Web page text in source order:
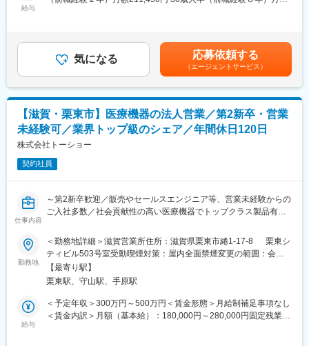
■特徴・魅力：
◎東証プライム上場・日本精化株式会社グループの安定基盤。創
業70年以上にわたり、洗浄・殺菌・消毒分野で高い実績を築いて
います。
◎学校や病院、官公庁など社会インフラを支える製品を製造して
おり、景気の影響を受けにくい安定事業です。
◎日勤のみ・土日祝休み・空調完備・残業少なめと、製造職の中
でも働きやすい環境が整っています。昇給年1回、賞与年2回、退
職金制度や企業年金制度など福利厚生も充実しています。
問い合わせ対応（ユーザー⇒ベンダー）、マスタメンテナンス、
データ保存、分析用データの抽出
（2）帳票、データ出力開発（パッケージの帳票作成ツールと
単体テスト・結合テスト、Webシステムの保守管理、医療画像シ
ステムの保守管理、医療機器との連携
（4）インフラの保守：
クラウドサーバ構築・監視、ネットワーク管理・監視、社内PC等
の保守管理、AD管理（ユーザー管理、権限管理等）
（5）ベンダーの選定、ベンダーマネジメント：
法人内でのヘルプデスク業務、業務改善の提案
■やりがい・魅力：
◎基本的には企画から要件定義、基本設計などから開発、テス
◎社内スタッフとコミュニケーションを取りながら、仕様設計を
行い、業務改善を実現するため、やりがいのある仕事です。
◎ITに関連するプロジェクトには、指名制ではありますが年次に
関係なく参画することが出来ます。
■入社後の流れ：
OJTを行い、より実践的なノウハウを身につけて頂きます。熟練
給与
額を含んでいますが変動します。■賞与：年3回（3月、7月、12
月）※勤続1年後／過去実績4ヶ月分■昇給：年1回（4月）■その他
社内規程に基づき業務能力による基本給（職種給）UP有賃金はあ
くまでも目安の金額であり、選考を通じて上下する可能性があり
ます。月給(月額)は固定手当を含めた表記です。
気になる 応募依頼する
（エージェントサービス）
【滋賀・栗東市】医療機器の法人営業／第2新卒・営業
未経験可／業界トップ級のシェア／年間休日120日
株式会社トーショー
契約社員
仕事内容
～第2新卒歓迎／販売やセールスエンジニア等、営業未経験からの
ご入社多数／社会貢献性の高い医療機器でトップクラス製品有／
■職務概要
調剤薬局やドラッグストアに対し、主力製品である「全自動調剤
分包機」や「リアルタイム薬品管理装置」などの、調剤IoT機器を
販売いただきます。
・提案資料作成
・顧客要望のヒアリング、製品提案
勤務地
＜勤務地詳細＞滋賀営業所住所：滋賀県栗東市綣1-17-8 栗東シ
ティビル503号室受動喫煙対策：屋内全面禁煙変更の範囲：会社
の定める事業所（リモートワーク含む）
【最寄り駅】
栗東駅、守山駅、手原駅
給与
＜予定年収＞300万円～500万円＜賃金形態＞月給制補足事項なし
＜賃金内訳＞月額（基本給）：180,000円～280,000円固定残業手